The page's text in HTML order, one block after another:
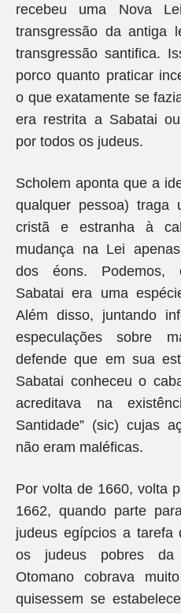
recebeu uma Nova
transgressão da antiga
transgressão santifica.
porco quanto praticar
o que exatamente se
era restrita a Sabatai
por todos os judeus.
Scholem aponta que a
qualquer pessoa)
cristã e estranha à
mudança na Lei
dos éons. Podemos,
Sabatai era uma
Além disso, juntando
especulações sobre
defende que em sua
Sabatai conheceu o
acreditava na
Santidade” (sic) cujas
não eram maléficas.
Por volta de 1660, volta
1662, quando parte
judeus egípcios a tarefa
os judeus pobres da
Otomano cobrava
quisessem se